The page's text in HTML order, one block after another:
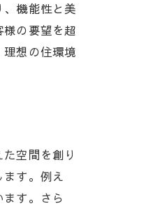
機能性と美
の要望を超
想の住環境
空間を創り
す。例え
す。さら